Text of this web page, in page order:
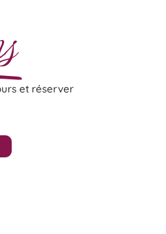
et réserver